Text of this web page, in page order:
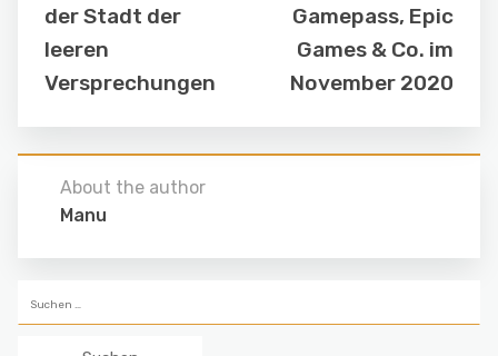
der Stadt der
leeren
Versprechungen
Gamepass, Epic
Games & Co. im
November 2020
About the author
Manu
nach: